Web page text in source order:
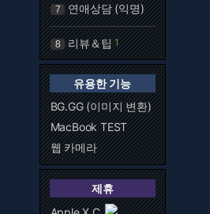
7 연애상담 (익명)
8 리뷰＆팁 1
유용한 기능
BG.GG (이미지 변환)
MacBook TEST
웹 카메라
제휴